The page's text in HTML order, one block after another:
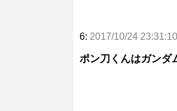
6: 2017/10/24
ポン刀くんはガンダ